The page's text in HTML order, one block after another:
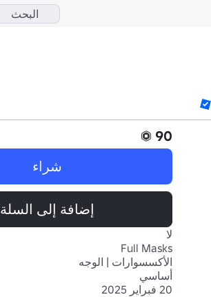
90
شراء
إضافة إلى السلة
لا
Full Masks
الأكسسوارات | الوجه
أساسي
20 فبراير 2025